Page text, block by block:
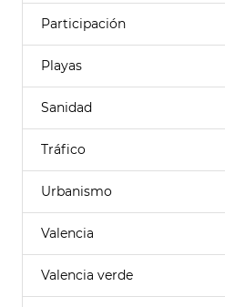
Participación
Playas
Sanidad
Tráfico
Urbanismo
Valencia
Valencia verde